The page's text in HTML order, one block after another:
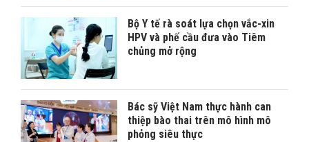
Bộ Y tế rà soát lựa chọn vắc-xin
HPV và phế cầu đưa vào Tiêm
chủng mở rộng
Bác sỹ Việt Nam thực hành can
thiệp bào thai trên mô hình mô
phỏng siêu thực